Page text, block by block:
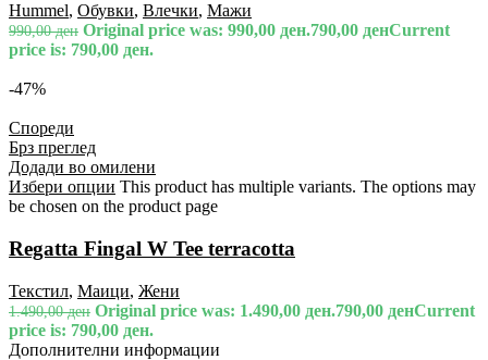
Hummel, Обувки, Влечки, Мажи
990,00ден Original price was: 990,00 ден.790,00 денCurrent
price is: 790,00 ден.
-47%
Спореди
Брз преглед
Додади во омилени
Избери опции This product has multiple variants. The options may
be chosen on the product page
Regatta Fingal W Tee terracotta
Текстил, Маици, Жени
1.490,00ден Original price was: 1.490,00 ден.790,00 денCurrent
price is: 790,00 ден.
Дополнителни информации